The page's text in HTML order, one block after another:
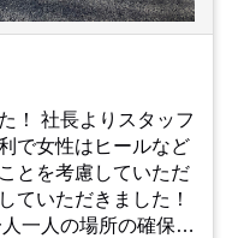
！ 社長よりスタッフ
で女性はヒールなど
とを考慮していただ
ていただきました！
一人の場所の確保は